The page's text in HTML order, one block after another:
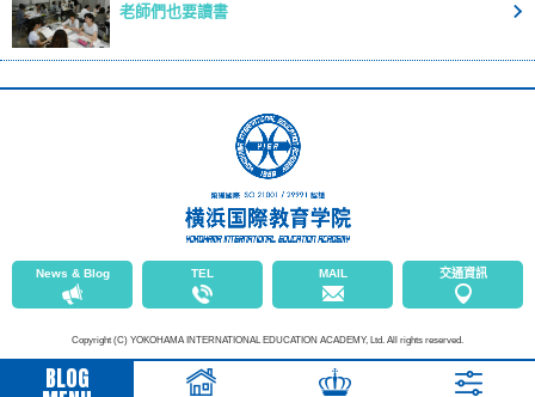
老師們也要讀書
BLOG
News & Blog TEL MAIL 交通資訊
Copyright (C) YOKOHAMA INTERNATIONAL EDUCATION ACADEMY, Ltd. All rights reserved.